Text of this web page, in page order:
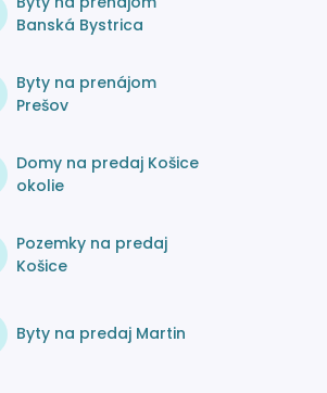
Banská Bystrica
Byty na prenájom
Prešov
Domy na predaj Košice
okolie
Pozemky na predaj
Košice
Byty na predaj Martin